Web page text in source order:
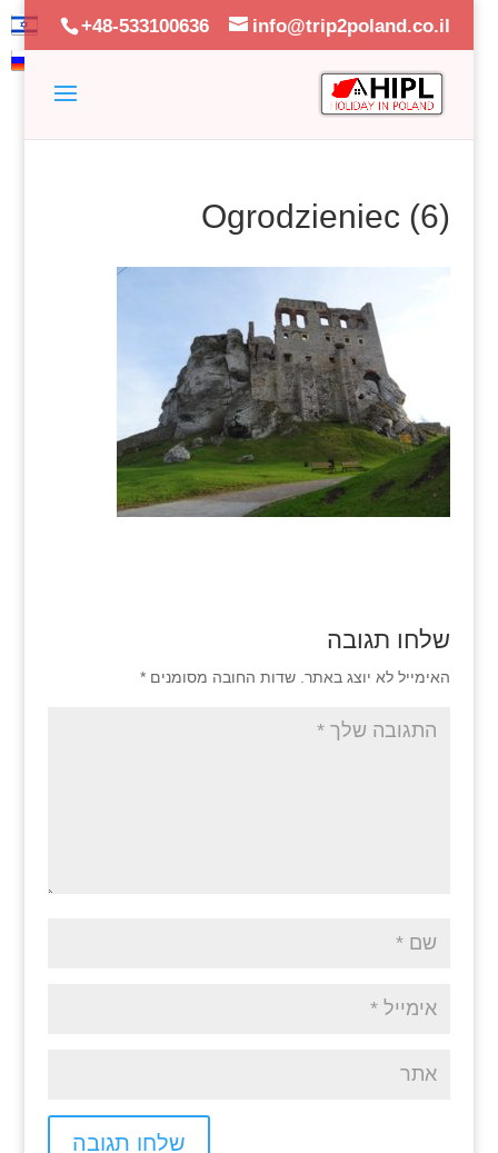
+48-533100636 info@trip2poland.co.il
Ogrodzieniec (6)
שלחו תגובה
האימייל לא יוצג באתר. שדות החובה מסומנים *